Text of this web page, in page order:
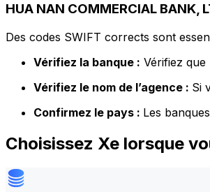
HUA NAN COMMERCIAL BANK,
Des codes SWIFT corrects sont
Vérifiez la banque : Vérifiez
Vérifiez le nom de l’agence : Si
Confirmez le pays : Les
Choisissez Xe lorsque